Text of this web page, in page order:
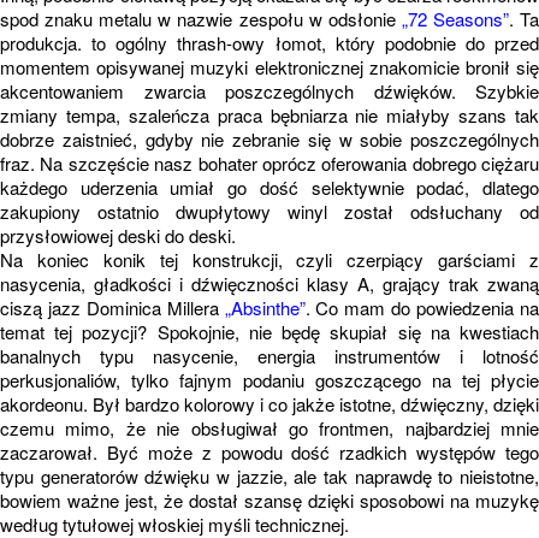
spod znaku metalu w nazwie zespołu w odsłonie „72 Seasons”. Ta
produkcja. to ogólny thrash-owy łomot, który podobnie do przed
momentem opisywanej muzyki elektronicznej znakomicie bronił się
akcentowaniem zwarcia poszczególnych dźwięków. Szybkie
zmiany tempa, szaleńcza praca bębniarza nie miałyby szans tak
dobrze zaistnieć, gdyby nie zebranie się w sobie poszczególnych
fraz. Na szczęście nasz bohater oprócz oferowania dobrego ciężaru
każdego uderzenia umiał go dość selektywnie podać, dlatego
zakupiony ostatnio dwupłytowy winyl został odsłuchany od
przysłowiowej deski do deski.
Na koniec konik tej konstrukcji, czyli czerpiący garściami z
nasycenia, gładkości i dźwięczności klasy A, grający trak zwaną
ciszą jazz Dominica Millera „Absinthe”. Co mam do powiedzenia na
temat tej pozycji? Spokojnie, nie będę skupiał się na kwestiach
banalnych typu nasycenie, energia instrumentów i lotność
perkusjonaliów, tylko fajnym podaniu goszczącego na tej płycie
akordeonu. Był bardzo kolorowy i co jakże istotne, dźwięczny, dzięki
czemu mimo, że nie obsługiwał go frontmen, najbardziej mnie
zaczarował. Być może z powodu dość rzadkich występów tego
typu generatorów dźwięku w jazzie, ale tak naprawdę to nieistotne,
bowiem ważne jest, że dostał szansę dzięki sposobowi na muzykę
według tytułowej włoskiej myśli technicznej.